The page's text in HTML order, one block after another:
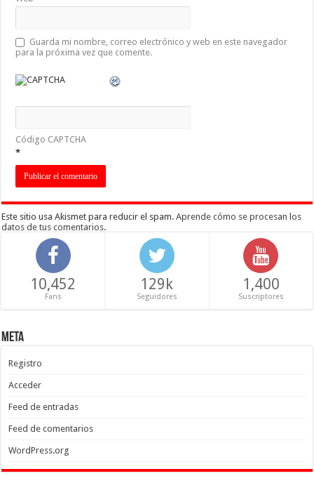
Guarda mi nombre, correo electrónico y web en este navegador
para la próxima vez que comente.
Código CAPTCHA
*
Este sitio usa Akismet para reducir el spam.Aprende cómo se procesan los
datos de tus comentarios.
10,452
Fans
129k
Seguidores
1,400
Suscriptores
Meta
Registro
Acceder
Feed de entradas
Feed de comentarios
WordPress.org